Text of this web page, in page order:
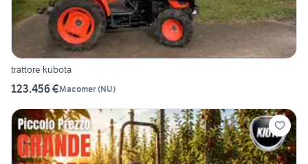
trattore kubota
123.456 €Macomer(NU)